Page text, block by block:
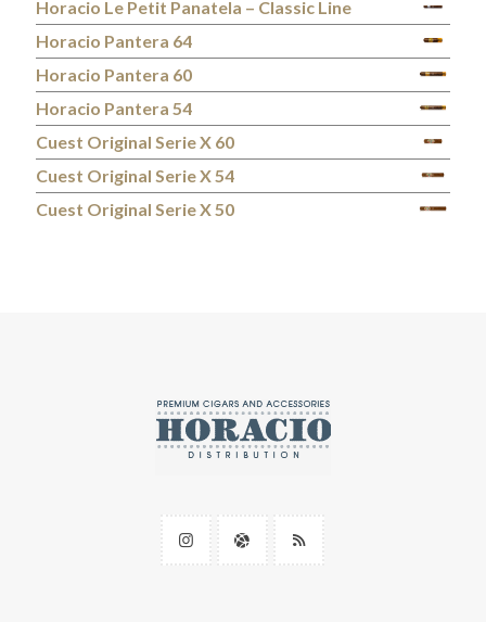
Horacio Le Petit Panatela – Classic Line
Horacio Pantera 64
Horacio Pantera 60
Horacio Pantera 54
Cuest Original Serie X 60
Cuest Original Serie X 54
Cuest Original Serie X 50